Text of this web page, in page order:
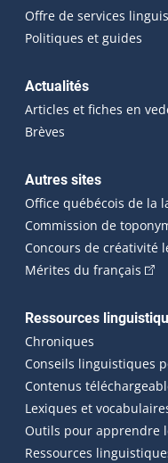
Offre de services
Politiques et guides
Actualités
Articles et fiches en
Brèves
Autres sites
Office québécois de la
Commission de
Concours de créativité
Mérites du français
Ressources
Chroniques
Conseils linguistiques
Contenus
Lexiques et
Outils pour apprendre
Ressources